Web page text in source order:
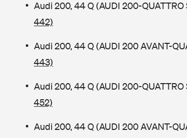
Audi 200, 44 Q (AUDI 200-
442)
Audi 200, 44 Q (AUDI 200 AVANT-
443)
Audi 200, 44 Q (AUDI 200-QUATTRO
452)
Audi 200, 44 Q (AUDI 200 AVANT-